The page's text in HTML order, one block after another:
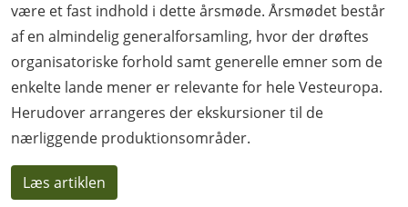
være et fast indhold i dette årsmøde. Årsmødet består
af en almindelig generalforsamling, hvor der drøftes
organisatoriske forhold samt generelle emner som de
enkelte lande mener er relevante for hele Vesteuropa.
Herudover arrangeres der ekskursioner til de
nærliggende produktionsområder.
Læs artiklen